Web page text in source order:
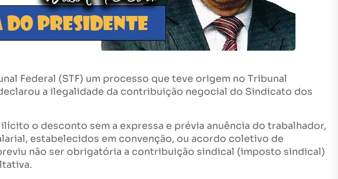
Federal (STF) um processo que teve origem no Tribunal
a ilegalidade da contribuição negocial do Sindicato dos
o desconto sem a expressa e prévia anuência do trabalhador,
estabelecidos em convenção, ou acordo coletivo de
não ser obrigatória a contribuição sindical (imposto sindical)